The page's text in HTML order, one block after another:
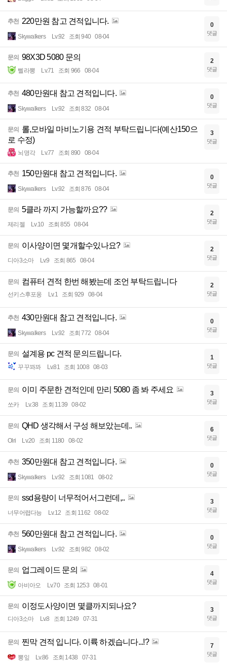
추천 220만원 참고 견적입니다.
Skywalkers Lv.92 조회 940 08-04
0
댓글
문의 98X3D 5080 문의
삘라뽕 Lv.71 조회 966 08-04
2
댓글
추천 480만원대 참고 견적입니다.
Skywalkers Lv.92 조회 832 08-04
0
댓글
문의 롤,모바일 마비노기용 견적 부탁드립니다(예산150으
로 수정)
뇌명각 Lv.77 조회 890 08-04
3
댓글
추천 150만원대 참고 견적입니다.
Skywalkers Lv.92 조회 876 08-04
0
댓글
문의 5클라 까지 가능할까요??
제리젤 Lv.10 조회 855 08-04
2
댓글
문의 이사양이면 몇개할수있나요?
디아3소마 Lv.9 조회 865 08-04
2
댓글
문의 컴퓨터 견적 한번 해봤는데 조언 부탁드립니다
선키스후포옹 Lv.1 조회 929 08-04
2
댓글
추천 430만원대 참고 견적입니다.
Skywalkers Lv.92 조회 772 08-04
0
댓글
문의 설계용 pc 견적 문의드립니다.
꾸꾸꽈꽈 Lv.81 조회 1008 08-03
1
댓글
문의 이미 주문한 견적인데 만리 5080 좀 봐 주세요
쏘카 Lv.38 조회 1139 08-02
3
댓글
문의 QHD 생각해서 구성 해보았는데..
Olri Lv.20 조회 1180 08-02
6
댓글
추천 350만원대 참고 견적입니다.
Skywalkers Lv.92 조회 1081 08-02
0
댓글
문의 ssd용량이 너무적어서그런데,..
너무어렵다능 Lv.12 조회 1162 08-02
3
댓글
추천 560만원대 참고 견적입니다.
Skywalkers Lv.92 조회 982 08-02
0
댓글
문의 업그레이드 문의
아비아오 Lv.70 조회 1253 08-01
4
댓글
문의 이정도사양이면 몇클까지되나요?
디아3소마 Lv.8 조회 1249 07-31
3
댓글
문의 찐막 견적 입니다. 이륙 하겠습니다...!?
뽕잎 Lv.86 조회 1438 07-31
7
댓글